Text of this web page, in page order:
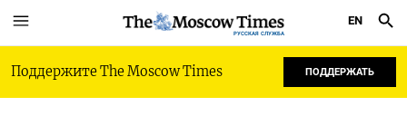
РУССКАЯ СЛУЖБА
EN
Поддержите The Moscow Times ПОДДЕРЖАТЬ